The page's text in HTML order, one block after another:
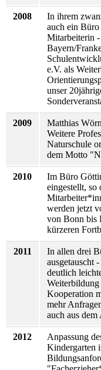
2008
In ihrem
auch ein
Mitarbeiterin
Bayern/
e.V. als
unser
2009
Matthias
Weitere
Naturschule
dem Motto
2010
Im Büro
eingestellt, so
werden jetzt
von Bonn bis
kürzeren
2011
In allen drei
ausgetauscht
deutlich
Kooperation
mehr
auch aus dem
2012
Anpassung
Kindergarten